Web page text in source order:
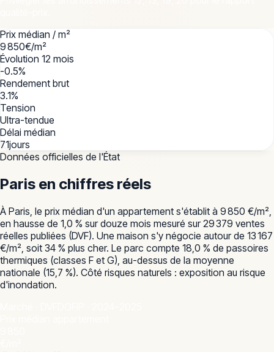
Prix médian / m²
9 850€/m²
Évolution 12 mois
-0.5%
Rendement brut
3.1%
Tension
Ultra-tendue
Délai médian
71jours
Données officielles de l'État
Paris en chiffres réels
À Paris, le prix médian d'un appartement s'établit à 9 850 €/m²,
en hausse de 1,0 % sur douze mois mesuré sur 29 379 ventes
réelles publiées (DVF). Une maison s'y négocie autour de 13 167
€/m², soit 34 % plus cher. Le parc compte 18,0 % de passoires
thermiques (classes F et G), au-dessus de la moyenne
nationale (15,7 %). Côté risques naturels : exposition au risque
d'inondation.